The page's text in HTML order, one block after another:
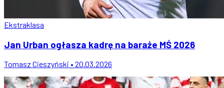
Ekstraklasa
Jan Urban ogłasza kadrę na baraże MŚ 2026
Tomasz Cieszyński • 20.03.2026